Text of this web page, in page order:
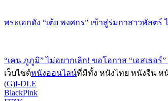
พระเอกดัง “เต้ย พงศกร” เข้าสู่ร่มกาสาวพัสตร์
“เคน ภูภูมิ” ไม่อยากเลิก! ขอโอกาส “เอสเธอ
เว็บไซต์หนังออนไลน์ที่มีทั้ง หนังไทย หนังจีน หนั
(G)I-DLE
BlackPink